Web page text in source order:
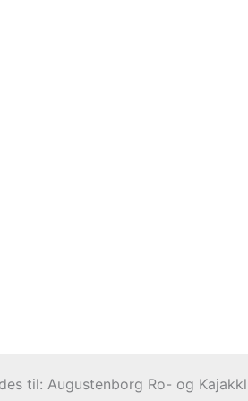
til: Augustenborg Ro- og